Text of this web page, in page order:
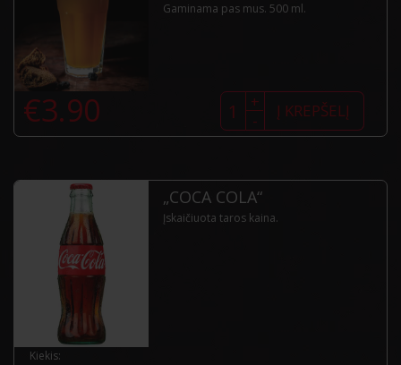
Gaminama pas mus. 500 ml.
€3.90 produkto
kiekis:
Naminė
duonos
-
+ Į KREPŠELĮ
„COCA COLA“
Įskaičiuota taros kaina.
Kiekis: